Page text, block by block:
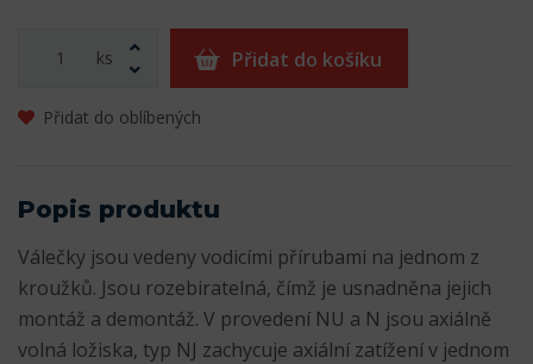
ks Přidat do košíku
Přidat do oblíbených
Popis produktu
Válečky jsou vedeny vodicími přírubami na jednom z
kroužků. Jsou rozebiratelná, čímž je usnadněna jejich
montáž a demontáž. V provedení NU a N jsou axiálně
volná ložiska, typ NJ zachycuje axiální zatížení v jednom